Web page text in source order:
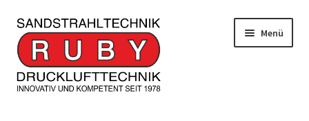
Zur
Navigation
springen
Zum
Inhalt
springen
Menü